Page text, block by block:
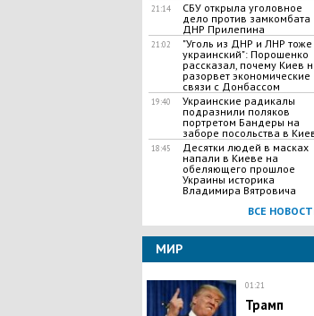
21:14
СБУ открыла уголовное
дело против замкомбата
ДНР Прилепина
21:02
"Уголь из ДНР и ЛНР тоже
украинский": Порошенко
рассказал, почему Киев
разорвет экономические
связи с Донбассом
19:40
Украинские радикалы
подразнили поляков
портретом Бандеры на
заборе посольства в
18:45
Десятки людей в масках
напали в Киеве на
обеляющего прошлое
Украины историка
Владимира Вятровича
ВСЕ
МИР
01:21
Трамп